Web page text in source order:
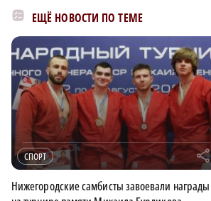
ЕЩЁ НОВОСТИ ПО ТЕМЕ
СПОРТ r
Нижегородские самбисты завоевали награды